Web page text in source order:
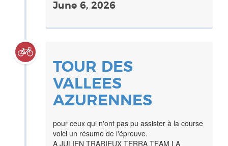
June 6, 2026
TOUR DES
VALLEES
AZURENNES
pour ceux qui n'ont pas pu assister à la course
voici un résumé de l'épreuve.
A JULIEN TRARIEUX TERRA TEAM LA